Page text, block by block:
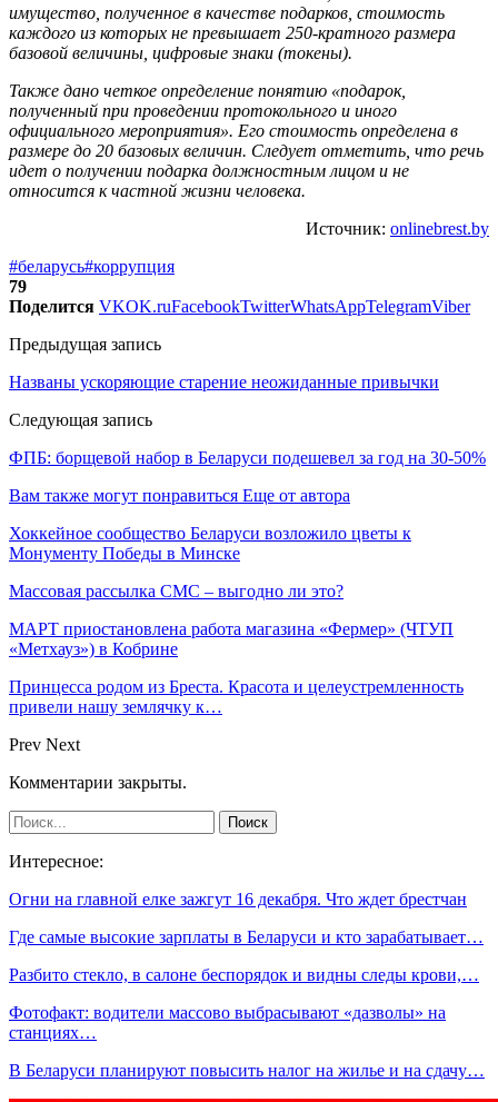
имущество, полученное в качестве подарков, стоимость
каждого из которых не превышает 250-кратного размера
базовой величины, цифровые знаки (токены).
Также дано четкое определение понятию «подарок,
полученный при проведении протокольного и иного
официального мероприятия». Его стоимость определена в
размере до 20 базовых величин. Следует отметить, что речь
идет о получении подарка должностным лицом и не
относится к частной жизни человека.
Источник: onlinebrest.by
#беларусь#коррупция
79
Поделится VKOK.ruFacebookTwitterWhatsAppTelegramViber
Предыдущая запись
Названы ускоряющие старение неожиданные привычки
Следующая запись
ФПБ: борщевой набор в Беларуси подешевел за год на 30-50%
Вам также могут понравиться Еще от автора
Хоккейное сообщество Беларуси возложило цветы к
Монументу Победы в Минске
Массовая рассылка СМС – выгодно ли это?
МАРТ приостановлена работа магазина «Фермер» (ЧТУП
«Метхауз») в Кобрине
Принцесса родом из Бреста. Красота и целеустремленность
привели нашу землячку к…
Prev Next
Комментарии закрыты.
Интересное:
Огни на главной елке зажгут 16 декабря. Что ждет брестчан
Где самые высокие зарплаты в Беларуси и кто зарабатывает…
Разбито стекло, в салоне беспорядок и видны следы крови,…
Фотофакт: водители массово выбрасывают «дазволы» на
станциях…
В Беларуси планируют повысить налог на жилье и на сдачу…